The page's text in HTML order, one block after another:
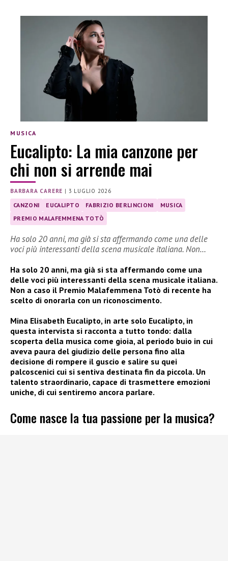
MUSICA
Eucalipto: La mia canzone per
chi non si arrende mai
BARBARA CARERE | 3 LUGLIO 2026
CANZONI EUCALIPTO FABRIZIO BERLINCIONI
MUSICA
PREMIO MALAFEMMENA TOTÒ
Ha solo 20 anni, ma già si sta affermando come una delle
voci più interessanti della scena musicale italiana. Non…
Ha solo 20 anni, ma già si sta affermando come una
delle voci più interessanti della scena musicale italiana.
Non a caso il Premio Malafemmena Totò di recente ha
scelto di onorarla con un riconoscimento.
Mina Elisabeth Eucalipto, in arte solo Eucalipto, in
questa intervista si racconta a tutto tondo: dalla
scoperta della musica come gioia, al periodo buio in cui
aveva paura del giudizio delle persona fino alla
decisione di rompere il guscio e salire su quei
palcoscenici cui si sentiva destinata fin da piccola. Un
talento straordinario, capace di trasmettere emozioni
uniche, di cui sentiremo ancora parlare.
Come nasce la tua passione per la musica?